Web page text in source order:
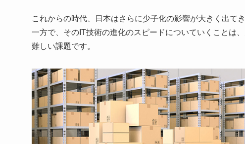
これからの時代、日本はさらに少子化の影響が大きく出
一方で、そのIT技術の進化のスピードについていくことは
難しい課題です。